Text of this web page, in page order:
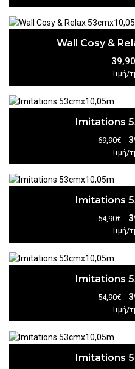
Wall Cosy &
Τιμή/
Imitations
69,90€
Τιμή/
Imitations
54,90€
Τιμή/
Imitations
54,90€
Τιμή/
Imitations